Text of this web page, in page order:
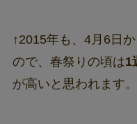
↑2015年も、4月6日
ので、春祭りの頃は1
が高いと思われます。